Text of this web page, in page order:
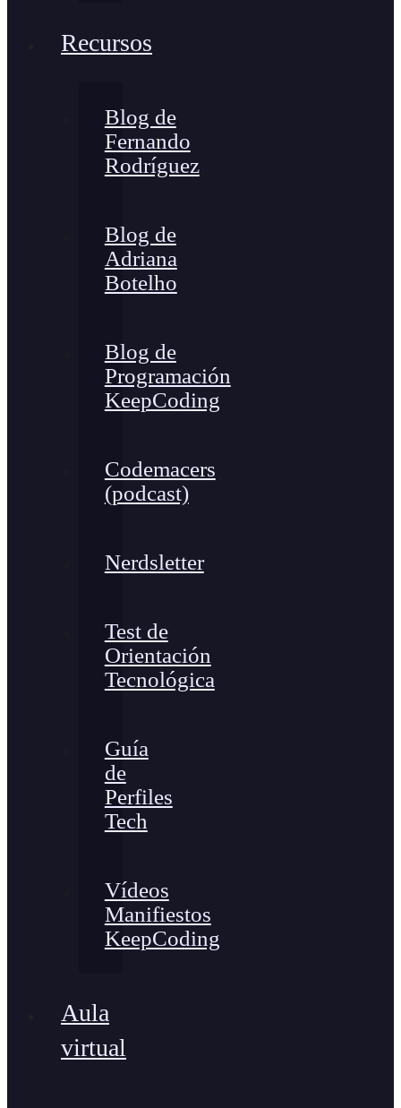
Recursos
Blog de
Fernando
Rodríguez
Blog de
Adriana
Botelho
Blog de
Programación
KeepCoding
Codemacers
(podcast)
Nerdsletter
Test de
Orientación
Tecnológica
Guía
de
Perfiles
Tech
Vídeos
Manifiestos
KeepCoding
Aula
virtual